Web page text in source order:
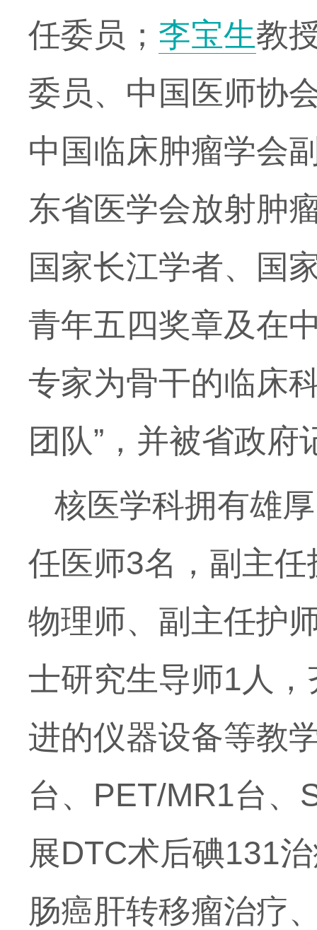
任委员； 李宝生教
委员、中国医师协
中国临床肿瘤学会
东省医学会放射肿
国家长江学者、国
青年五四奖章及在
专家为骨干的临床
团队”，并被省政府
核医学科拥有雄
任医师3名，副主任
物理师、副主任护
士研究生导师1人
进的仪器设备等教
台、 PET/MR1台、
展DTC术后碘131
肠癌肝转移瘤治疗